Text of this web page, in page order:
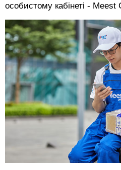
особистому кабінеті -